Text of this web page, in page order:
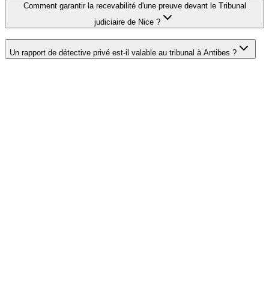
Comment garantir la recevabilité d'une preuve devant le Tribunal
judiciaire de Nice ?
Un rapport de détective privé est-il valable au tribunal à Antibes ?